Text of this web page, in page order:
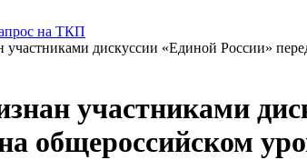
на ТКП
дискуссии «Единой России»
участниками
общероссийском